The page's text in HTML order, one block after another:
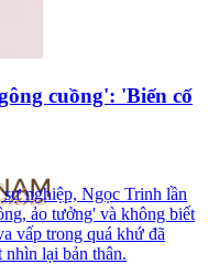
cuồng': 'Biến cố
nghiệp, Ngọc Trinh lần
ảo tưởng' và không biết
vấp trong quá khứ đã
nhìn lại bản thân.